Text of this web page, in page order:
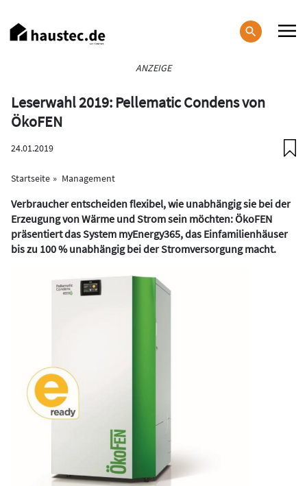
zum
Inhalt
ANZEIGE
Leserwahl 2019: Pellematic Condens von
ÖkoFEN
24.01.2019
Startseite Management
Verbraucher entscheiden flexibel, wie unabhängig sie bei der
Erzeugung von Wärme und Strom sein möchten: ÖkoFEN
präsentiert das System myEnergy365, das Einfamilienhäuser
bis zu 100 % unabhängig bei der Stromversorgung macht.